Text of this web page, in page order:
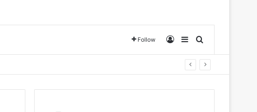
Follow Log InSidebarSearch for